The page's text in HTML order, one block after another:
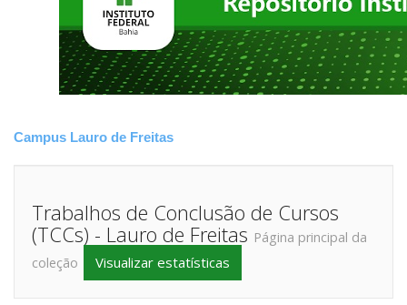
Campus Lauro de Freitas
Trabalhos de Conclusão de Cursos
(TCCs) - Lauro de Freitas Página principal da
coleção
Visualizar estatísticas